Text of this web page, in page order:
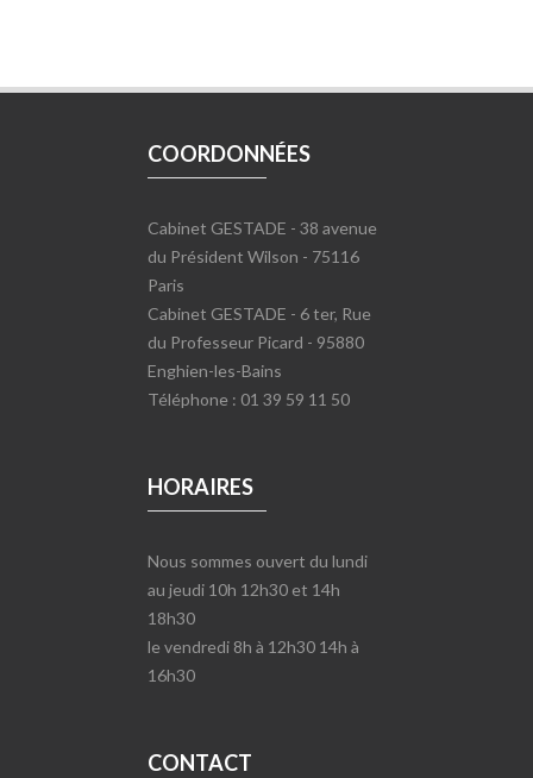
COORDONNÉES
Cabinet GESTADE - 38 avenue
du Président Wilson - 75116
Paris
Cabinet GESTADE - 6 ter, Rue
du Professeur Picard - 95880
Enghien-les-Bains
Téléphone : 01 39 59 11 50
HORAIRES
Nous sommes ouvert du lundi
au jeudi 10h 12h30 et 14h
18h30
le vendredi 8h à 12h30 14h à
16h30
CONTACT